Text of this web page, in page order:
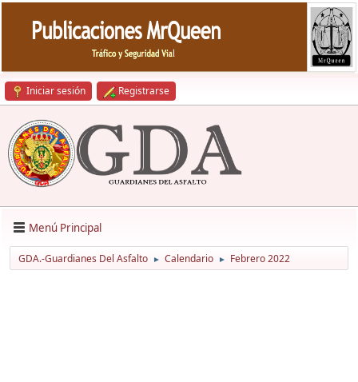
Iniciar sesión Registrarse
Menú Principal
GDA.-Guardianes Del Asfalto ► Calendario ► Febrero 2022